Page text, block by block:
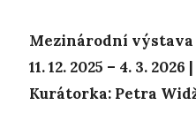
Mezinárodní výstava
11. 12. 2025 – 4. 3.
Kurátorka: Petra